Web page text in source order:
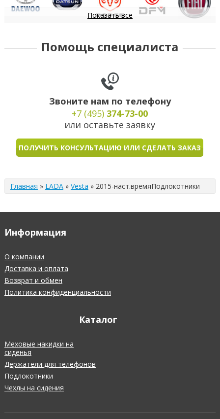
Показать все
Помощь специалиста
Звоните нам по телефону
+7 (495) 374-73-00
или оставьте заявку
ПОЛУЧИТЬ КОНСУЛЬТАЦИЮ ИЛИ СДЕЛАТЬ ЗАКАЗ
Главная » LADA» Vesta » 2015-наст.времяПодлокотники
Информация
О компании
Доставка и оплата
Возврат и обмен
Политика конфиденциальности
Каталог
Меховые накидки на
сиденья
Держатели для телефонов
Подлокотники
Чехлы на сидения